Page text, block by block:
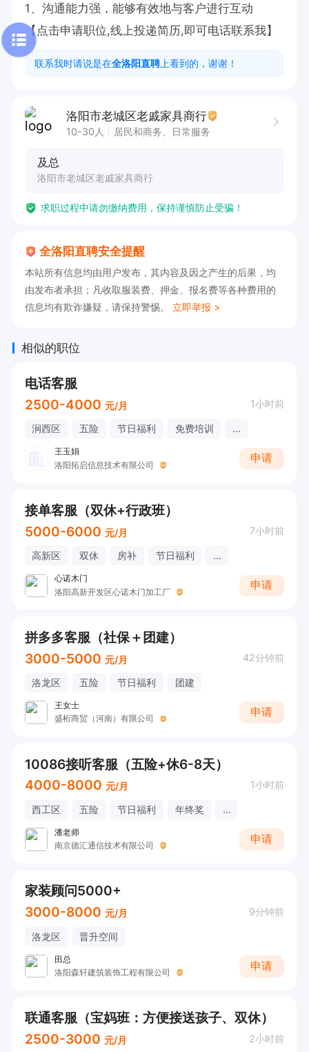
1、沟通能力强，能够有效地与客户进行互动
【点击申请职位,线上投递简历,即可电话联系我】
联系我时请说是在全洛阳直聘 上看到的，谢谢！
洛阳市老城区老戚家具商行
10-30人 居民和商务、日常服务
及总
洛阳市老城区老戚家具商行
求职过程中请勿缴纳费用，保持谨慎防止受骗！
全洛阳直聘安全提醒
本站所有信息均由用户发布，其内容及因之产生的后果，均
由发布者承担；凡收取服装费、押金、报名费等各种费用的
信息均有欺诈嫌疑，请保持警惕。 立即举报 >
相似的职位
电话客服
2500-4000 元/月 1小时前
涧西区 五险 节日福利 免费培训 ...
王玉娟
洛阳拓启信息技术有限公司
申请
接单客服（双休+行政班）
5000-6000 元/月 7小时前
高新区 双休 房补 节日福利 ...
心诺木门
洛阳高新开发区心诺木门加工厂
申请
拼多多客服（社保＋团建）
3000-5000 元/月 42分钟前
洛龙区 五险 节日福利 团建
王女士
盛桁商贸（河南）有限公司
申请
10086接听客服（五险+休6-8天）
4000-8000 元/月 1小时前
西工区 五险 节日福利 年终奖 ...
潘老师
南京德汇通信技术有限公司
申请
家装顾问5000+
3000-8000 元/月 9分钟前
洛龙区 晋升空间
田总
洛阳森轩建筑装饰工程有限公司
申请
联通客服（宝妈班：方便接送孩子、双休）
2500-3000 元/月 2小时前